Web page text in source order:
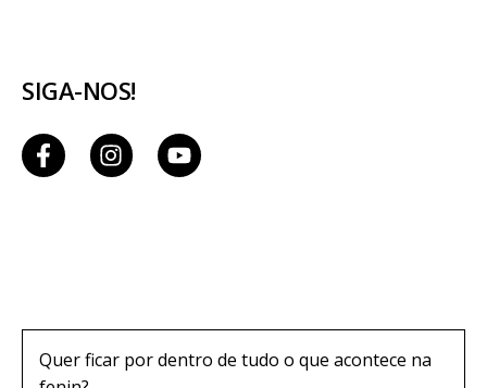
SIGA-NOS!
Quer ficar por dentro de tudo o que acontece na